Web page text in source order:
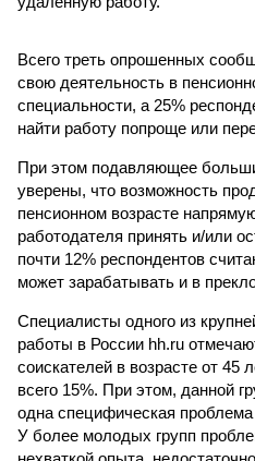
Всего треть опрошенных
свою деятельность в
специальности, а 25%
найти работу попроще или
При этом подавляющее
уверены, что возможность
пенсионном возрасте
работодателя принять и/или
почти 12% респондентов
может зарабатывать и в
Специалисты одного из
работы в России hh.ru
соискателей в возрасте от 45
всего 15%. При этом, данной
одна специфическая
У более молодых групп